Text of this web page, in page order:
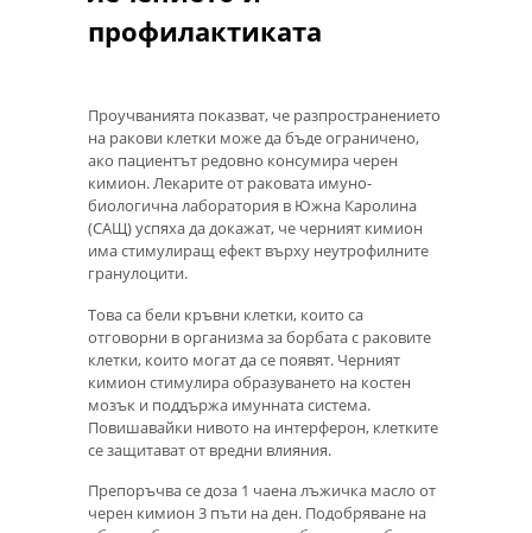
профилактиката
Проучванията показват, че разпространението
на ракови клетки може да бъде ограничено,
ако пациентът редовно консумира черен
кимион. Лекарите от раковата имуно-
биологична лаборатория в Южна Каролина
(САЩ) успяха да докажат, че черният кимион
има стимулиращ ефект върху неутрофилните
гранулоцити.
Това са бели кръвни клетки, които са
отговорни в организма за борбата с раковите
клетки, които могат да се появят. Черният
кимион стимулира образуването на костен
мозък и поддържа имунната система.
Повишавайки нивото на интерферон, клетките
се защитават от вредни влияния.
Препоръчва се доза 1 чаена лъжичка масло от
черен кимион 3 пъти на ден. Подобряване на